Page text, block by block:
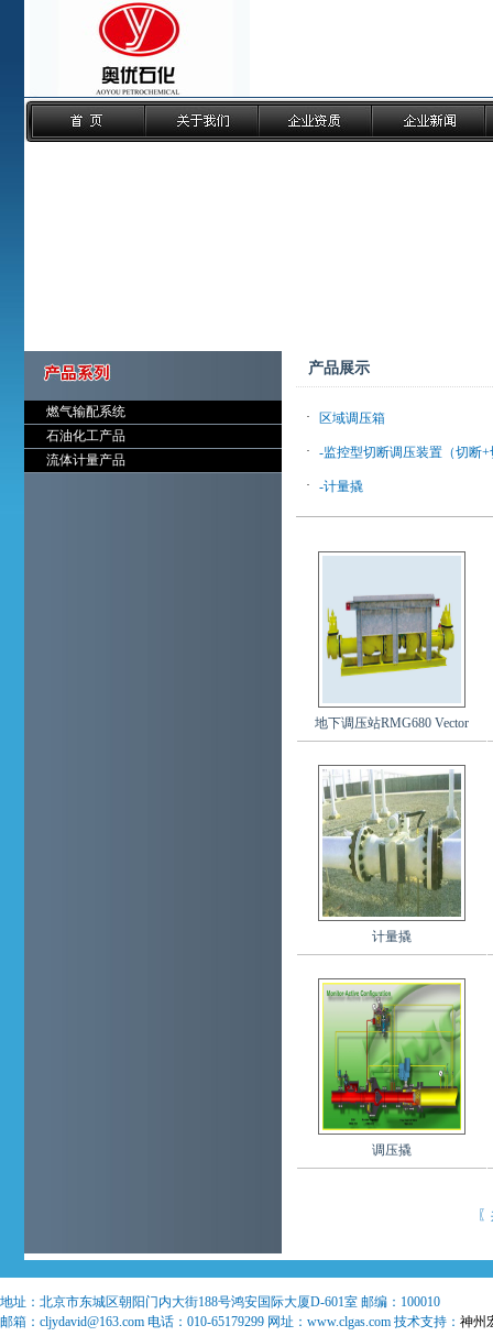
燃气输配系统
石油化工产品
流体计量产品
产品展示
· 区域调压箱
· -监控型切断调压装置（切断
· -计量撬
地下调压站RMG680 Vector
计量撬
调压撬
地址： 北京市东城区朝阳门内大街188号鸿安国际大厦D-601室 邮编： 100010
邮箱： cljydavid@163.com 电话： 010-65179299 网址：www.clgas.com 技术支持： 神州